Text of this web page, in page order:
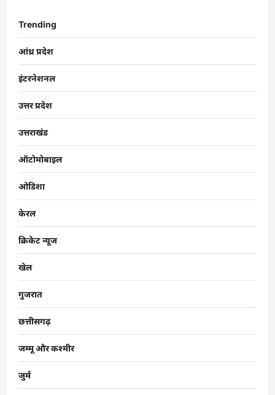
Trending
आंध्र प्रदेश
इंटरनेशनल
उत्तर प्रदेश
उत्तराखंड
ऑटोमोबाइल
ओडिशा
केरल
क्रिकेट न्यूज
खेल
गुजरात
छत्तीसगढ़
जम्मू और कश्मीर
जुर्म